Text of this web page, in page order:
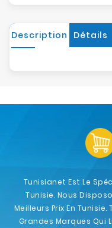
Description Détails
Tunisianet Est Le
Tunisie. Nous
Meilleurs Prix En
Grandes Marques Qui